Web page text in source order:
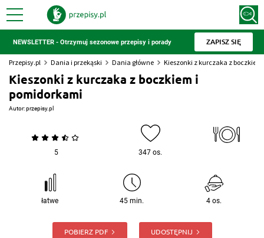
NEWSLETTER - Otrzymuj sezonowe przepisy i porady ZAPISZ SIĘ
Przepisy.pl Dania i przekąski Dania główne Kieszonki z kurczaka z
Kieszonki z kurczaka z boczkiem i
pomidorkami
Autor:przepisy.pl
5 347 os.
łatwe 45 min. 4 os.
POBIERZ PDF UDOSTĘPNIJ